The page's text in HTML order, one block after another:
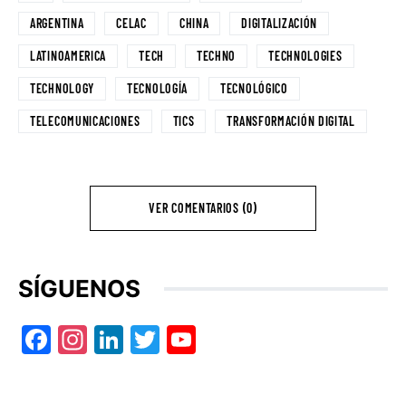
ARGENTINA CELAC CHINA DIGITALIZACIÓN
LATINOAMERICA TECH TECHNO TECHNOLOGIES
TECHNOLOGY TECNOLOGÍA TECNOLÓGICO
TELECOMUNICACIONES TICS TRANSFORMACIÓN DIGITAL
VER COMENTARIOS (0)
SÍGUENOS
Facebook
Instagram
LinkedIn
Twitter